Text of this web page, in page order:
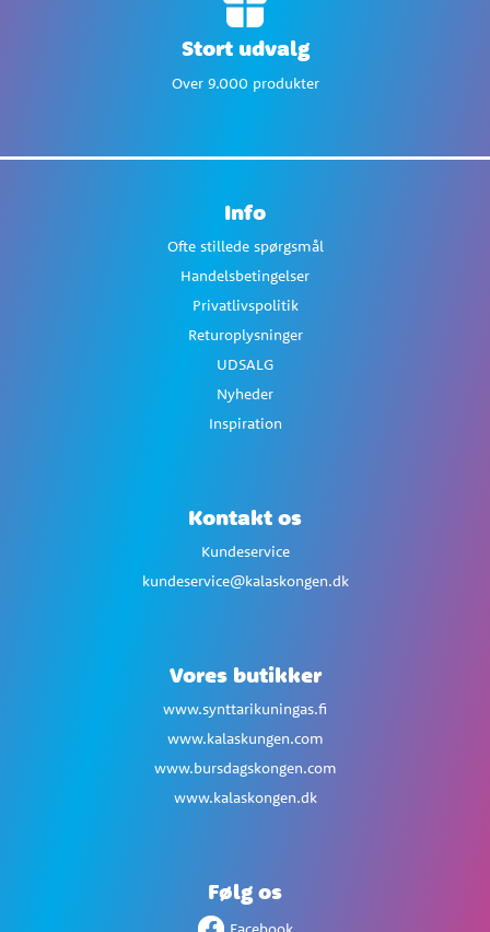
Stort udvalg
Over 9.000 produkter
Info
Ofte stillede spørgsmål
Handelsbetingelser
Privatlivspolitik
Returoplysninger
UDSALG
Nyheder
Inspiration
Kontakt os
Kundeservice
kundeservice@kalaskongen.dk
Vores butikker
www.synttarikuningas.fi
www.kalaskungen.com
www.bursdagskongen.com
www.kalaskongen.dk
Følg os